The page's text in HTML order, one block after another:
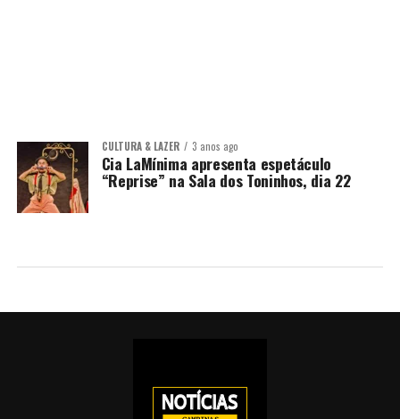
CULTURA & LAZER 3 anos ago
Cia LaMínima apresenta espetáculo
“Reprise” na Sala dos Toninhos, dia 22